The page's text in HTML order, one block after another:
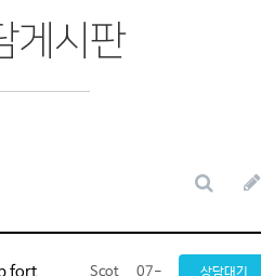
게시판
fort
Scot
07-
상담대기